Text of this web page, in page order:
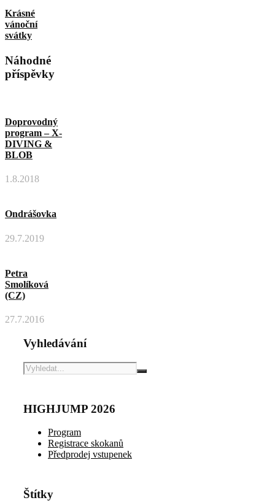
Krásné
vánoční
svátky
Náhodné
příspěvky
Doprovodný
program – X-
DIVING &
BLOB
1.8.2018
Ondrášovka
29.7.2019
Petra
Smolíková
(CZ)
27.7.2016
Vyhledávání
HIGHJUMP 2026
Program
Registrace skokanů
Předprodej vstupenek
Štítky